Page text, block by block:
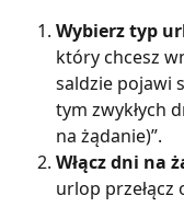
Wybierz typ
który chcesz
saldzie pojawi
tym zwykłych
na żądanie)”.
Włącz dni na
urlop przełącz